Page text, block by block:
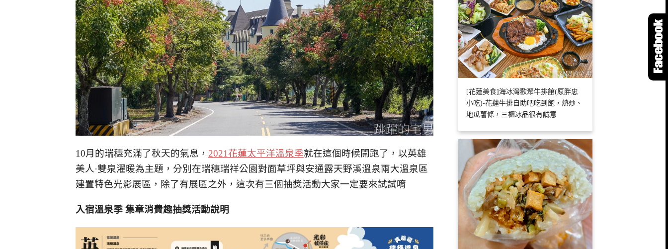
10月的瑞穗充滿了秋天的氣息， 2021花蓮太平洋溫泉季就在這個時候開跑了，以英雄
美人·雙泉濯暖為主題，分別在瑞穗瑞祥公園對面草坪與安通露天野溪溫泉兩大溫泉區
建置特色光影展區，除了有展區之外，這次有三個抽獎活動大家一定要來試試唷
入宿溫泉季 集章消費趣抽獎活動說明
[花蓮美食]海冰灣歡聚牛排館(原胖忠
小吃)-花蓮牛排自助吧吃到飽，熱炒、
地瓜薯條，三櫃冰品很有誠意